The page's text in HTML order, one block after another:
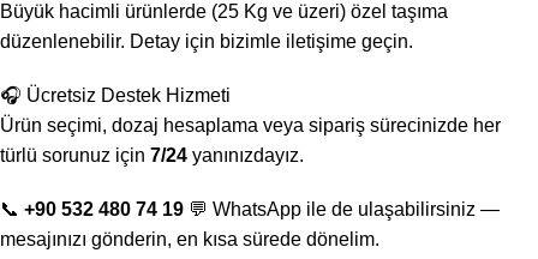
Büyük hacimli ürünlerde (25 Kg ve üzeri) özel taşıma
düzenlenebilir. Detay için bizimle iletişime geçin.
🎧 Ücretsiz Destek Hizmeti
Ürün seçimi, dozaj hesaplama veya sipariş sürecinizde her
türlü sorunuz için 7/24 yanınızdayız.
📞 +90 532 480 74 19 💬 WhatsApp ile de ulaşabilirsiniz —
mesajınızı gönderin, en kısa sürede dönelim.